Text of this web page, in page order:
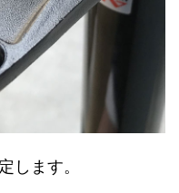
します。